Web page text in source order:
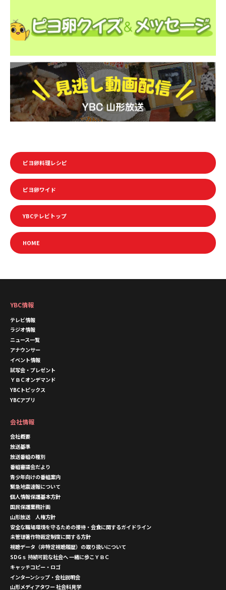
ピヨ卵料理レシピ
ピヨ卵ワイド
YBCテレビトップ
HOME
YBC情報
テレビ情報
ラジオ情報
ニュース一覧
アナウンサー
イベント情報
試写会・プレゼント
ＹＢＣオンデマンド
YBCトピックス
YBCアプリ
会社情報
会社概要
放送基準
放送番組の種別
番組審議会だより
青少年向けの番組案内
緊急地震速報について
個人情報保護基本方針
国民保護業務計画
山形放送 人権方針
安全な職場環境を守るための接待・会食に関するガイドライン
未管理著作物裁定制度に関する方針
視聴データ（非特定視聴履歴）の取り扱いについて
SDGｓ 持続可能な社会へ 一緒に歩こＹＢＣ
キャッチコピー・ロゴ
インターンシップ・会社説明会
山形メディアタワー 社会科見学